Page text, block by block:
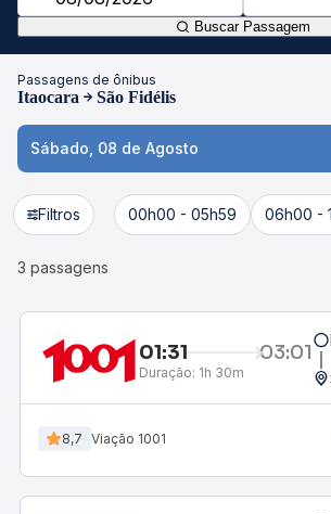
Buscar Passagem
Passagens de ônibus
Itaocara São Fidélis
Sábado, 08 de Agosto
Filtros 00h00 - 05h59 06h00 -
3 passagens
01:31 03:01
Duração: 1h 30m
8,7 Viação 1001